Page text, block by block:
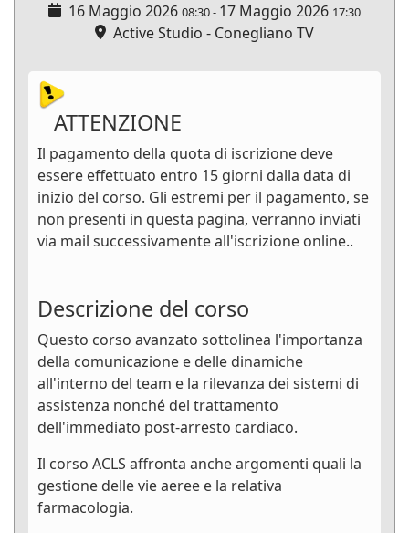
16 Maggio 2026 08:30- 17 Maggio 2026 17:30
Active Studio - Conegliano TV
ATTENZIONE
Il pagamento della quota di iscrizione deve
essere effettuato entro 15 giorni dalla data di
inizio del corso. Gli estremi per il pagamento, se
non presenti in questa pagina, verranno inviati
via mail successivamente all'iscrizione online..
Descrizione del corso
Questo corso avanzato sottolinea l'importanza
della comunicazione e delle dinamiche
all'interno del team e la rilevanza dei sistemi di
assistenza nonché del trattamento
dell'immediato post-arresto cardiaco.
Il corso ACLS affronta anche argomenti quali la
gestione delle vie aeree e la relativa
farmacologia.